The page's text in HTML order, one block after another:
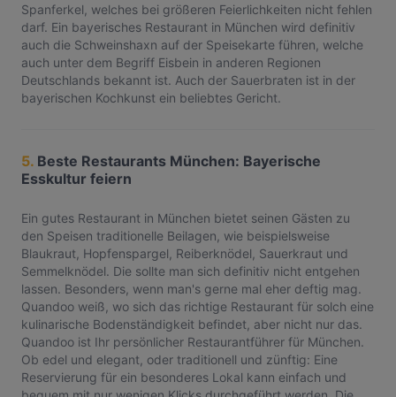
Spanferkel, welches bei größeren Feierlichkeiten nicht fehlen
darf. Ein bayerisches Restaurant in München wird definitiv
auch die Schweinshaxn auf der Speisekarte führen, welche
auch unter dem Begriff Eisbein in anderen Regionen
Deutschlands bekannt ist. Auch der Sauerbraten ist in der
bayerischen Kochkunst ein beliebtes Gericht.
5. Beste Restaurants München: Bayerische
Esskultur feiern
Ein gutes Restaurant in München bietet seinen Gästen zu
den Speisen traditionelle Beilagen, wie beispielsweise
Blaukraut, Hopfenspargel, Reiberknödel, Sauerkraut und
Semmelknödel. Die sollte man sich definitiv nicht entgehen
lassen. Besonders, wenn man's gerne mal eher deftig mag.
Quandoo weiß, wo sich das richtige Restaurant für solch eine
kulinarische Bodenständigkeit befindet, aber nicht nur das.
Quandoo ist Ihr persönlicher Restaurantführer für München.
Ob edel und elegant, oder traditionell und zünftig: Eine
Reservierung für ein besonderes Lokal kann einfach und